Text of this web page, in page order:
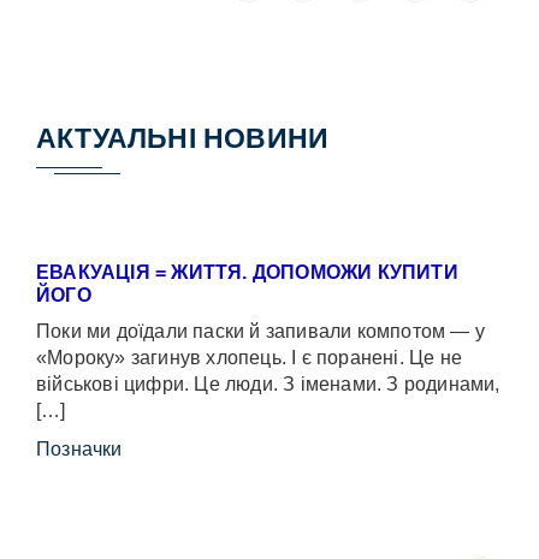
АКТУАЛЬНІ НОВИНИ
ЕВАКУАЦІЯ = ЖИТТЯ. ДОПОМОЖИ КУПИТИ
ЙОГО
Поки ми доїдали паски й запивали компотом — у
«Мороку» загинув хлопець. І є поранені. Це не
військові цифри. Це люди. З іменами. З родинами,
[…]
Позначки